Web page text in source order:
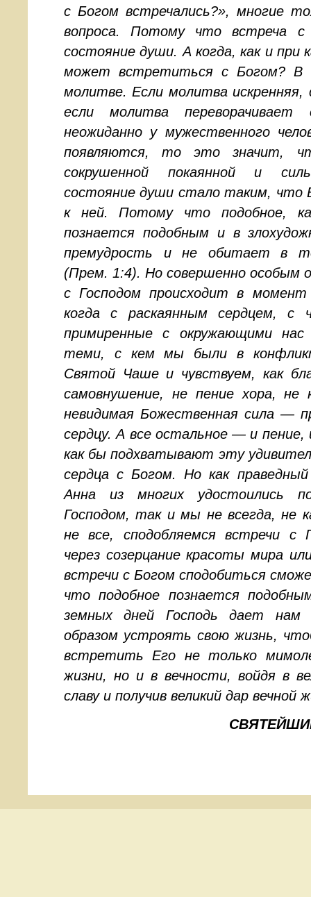
с Богом встречались?», многие
вопроса. Потому что встреча
состояние души. А когда, как и при
может встретиться с Богом? В
молитве. Если молитва искренняя,
если молитва переворачивает
неожиданно у мужественного
появляются, то это значит,
сокрушенной покаянной и
состояние души стало таким, что
к ней. Потому что подобное,
познается подобным и в
премудрость и не обитает в
(Прем. 1:4). Но совершенно особым
с Господом происходит в
когда с раскаянным сердцем, с
примиренные с окружающими
теми, с кем мы были в
Святой Чаше и чувствуем, как
самовнушение, не пение хора, не
невидимая Божественная сила —
сердцу. А все остальное — и
как бы подхватывают эту
сердца с Богом. Но как
Анна из многих удостоились
Господом, так и мы не всегда, не
не все, сподобляемся встречи с
через созерцание красоты мира
встречи с Богом сподобиться
что подобное познается
земных дней Господь дает нам
образом устроять свою жизнь,
встретить Его не только
жизни, но и в вечности, войдя в
славу и получив великий дар вечной